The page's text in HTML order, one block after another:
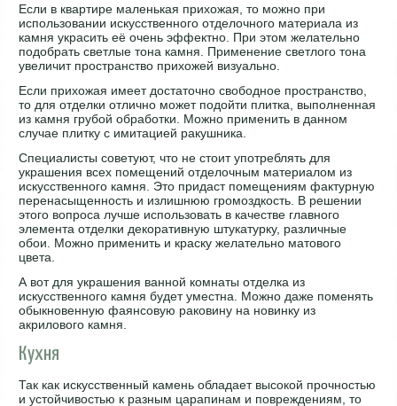
Если в квартире маленькая прихожая, то можно при
использовании искусственного отделочного материала из
камня украсить её очень эффектно. При этом желательно
подобрать светлые тона камня. Применение светлого тона
увеличит пространство прихожей визуально.
Если прихожая имеет достаточно свободное пространство,
то для отделки отлично может подойти плитка, выполненная
из камня грубой обработки. Можно применить в данном
случае плитку с имитацией ракушника.
Специалисты советуют, что не стоит употреблять для
украшения всех помещений отделочным материалом из
искусственного камня. Это придаст помещениям фактурную
перенасыщенность и излишнюю громоздкость. В решении
этого вопроса лучше использовать в качестве главного
элемента отделки декоративную штукатурку, различные
обои. Можно применить и краску желательно матового
цвета.
А вот для украшения ванной комнаты отделка из
искусственного камня будет уместна. Можно даже поменять
обыкновенную фаянсовую раковину на новинку из
акрилового камня.
Кухня
Так как искусственный камень обладает высокой прочностью
и устойчивостью к разным царапинам и повреждениям, то